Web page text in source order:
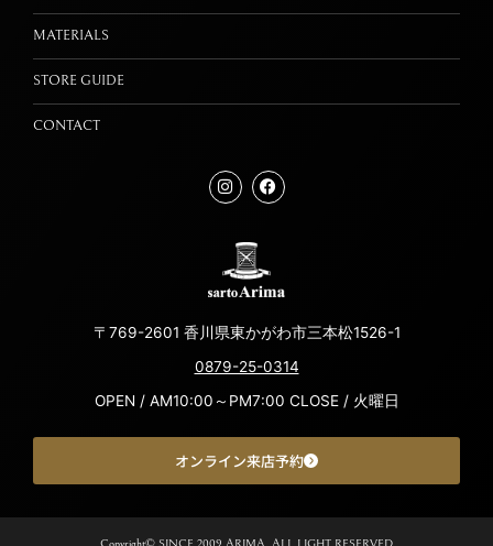
〒769-2601 香川県東かがわ市三本松1526-1
0879-25-0314
OPEN / AM10:00～PM7:00 CLOSE / 火曜日
オンライン来店予約
MATERIALS
STORE GUIDE
CONTACT